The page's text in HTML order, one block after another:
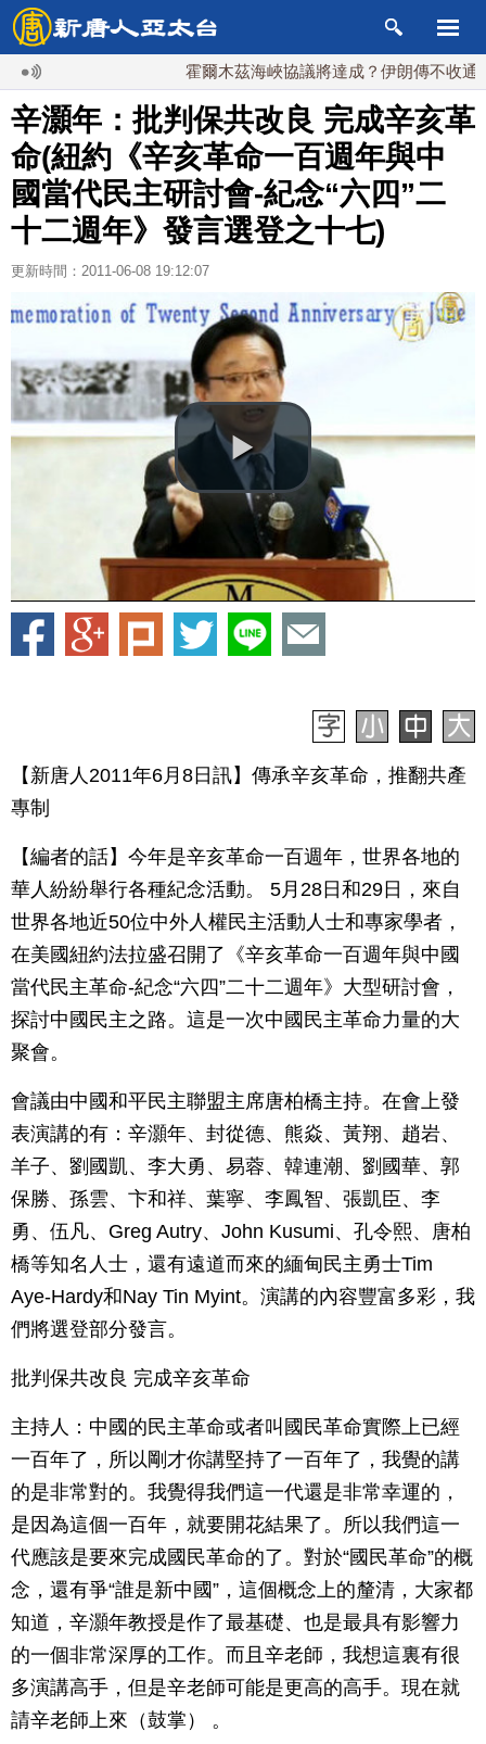
霍爾木茲海峽協議將達成？伊朗傳不收通行費
辛灝年：批判保共改良 完成辛亥革
命(紐約《辛亥革命一百週年與中
國當代民主研討會-紀念“六四”二
十二週年》發言選登之十七)
更新時間：2011-06-08 19:12:07
【新唐人2011年6月8日訊】傳承辛亥革命，推翻共產
專制
【編者的話】今年是辛亥革命一百週年，世界各地的
華人紛紛舉行各種紀念活動。 5月28日和29日，來自
世界各地近50位中外人權民主活動人士和專家學者，
在美國紐約法拉盛召開了《辛亥革命一百週年與中國
當代民主革命-紀念“六四”二十二週年》大型研討會，
探討中國民主之路。這是一次中國民主革命力量的大
聚會。
會議由中國和平民主聯盟主席唐柏橋主持。在會上發
表演講的有：辛灝年、封從德、熊焱、黃翔、趙岩、
羊子、劉國凱、李大勇、易蓉、韓連潮、劉國華、郭
保勝、孫雲、卞和祥、葉寧、李鳳智、張凱臣、李
勇、伍凡、Greg Autry、John Kusumi、孔令熙、唐柏
橋等知名人士，還有遠道而來的緬甸民主勇士Tim
Aye-Hardy和Nay Tin Myint。演講的內容豐富多彩，我
們將選登部分發言。
批判保共改良 完成辛亥革命
主持人：中國的民主革命或者叫國民革命實際上已經
一百年了，所以剛才你講堅持了一百年了，我覺的講
的是非常對的。我覺得我們這一代還是非常幸運的，
是因為這個一百年，就要開花結果了。所以我們這一
代應該是要來完成國民革命的了。對於“國民革命”的概
念，還有爭“誰是新中國”，這個概念上的釐清，大家都
知道，辛灝年教授是作了最基礎、也是最具有影響力
的一個非常深厚的工作。而且辛老師，我想這裏有很
多演講高手，但是辛老師可能是更高的高手。現在就
請辛老師上來（鼓掌） 。